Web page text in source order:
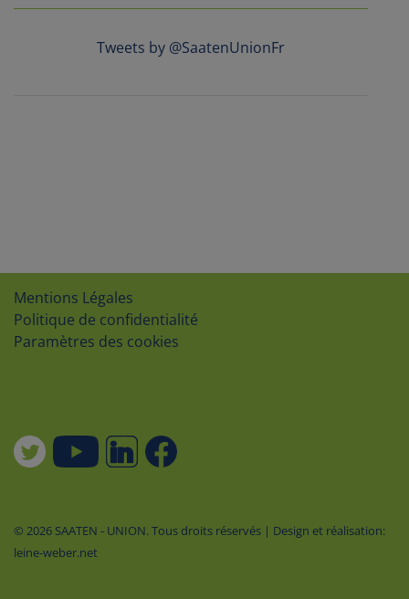
Tweets by @SaatenUnionFr
Mentions Légales
Politique de confidentialité
Paramètres des cookies
© 2026 SAATEN - UNION. Tous droits réservés | Design et réalisation:
leine-weber.net